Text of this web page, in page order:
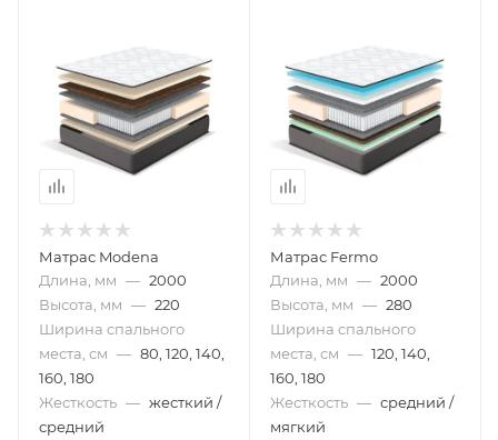
Матрас Modena
Длина, мм — 2000
Высота, мм — 220
Ширина спального
места, см — 80, 120, 140,
160, 180
Жесткость — жесткий /
средний
Матрас Fermo
Длина, мм — 2000
Высота, мм — 280
Ширина спального
места, см — 120, 140,
160, 180
Жесткость — средний /
мягкий